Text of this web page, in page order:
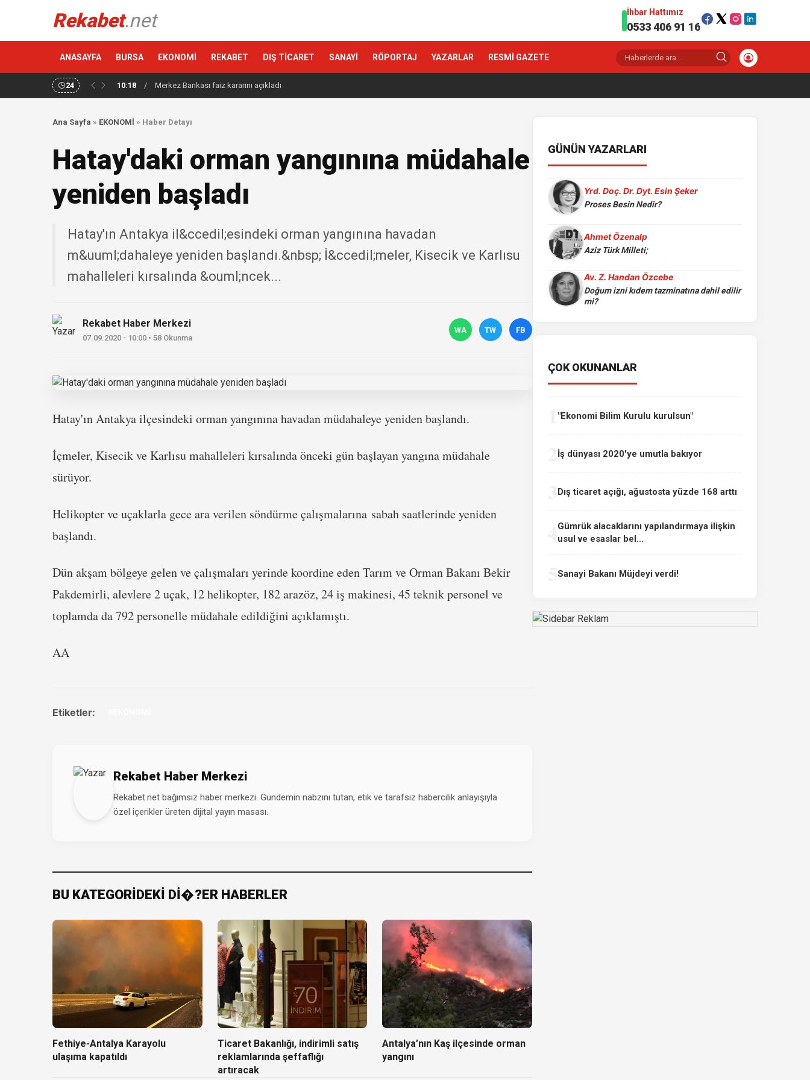
Rekabet.net İhbar Hattımız
0533 406 91 16
ANASAYFA BURSA EKONOMİ REKABET DIŞ TİCARET SANAYİ RÖPORTAJ YAZARLAR RESMİ GAZETE
24 10:18 / Merkez Bankası faiz kararını açıkladı
Ana Sayfa » EKONOMİ » Haber Detayı
Hatay'daki orman yangınına müdahale
yeniden başladı
Hatay'ın Antakya il&ccedil;esindeki orman yangınına havadan
m&uuml;dahaleye yeniden başlandı.&nbsp; İ&ccedil;meler, Kisecik ve Karlısu
mahalleleri kırsalında &ouml;ncek...
Rekabet Haber Merkezi
07.09.2020 - 10:00 • 58 Okunma
WA TW FB
Hatay'ın Antakya ilçesindeki orman yangınına havadan müdahaleye yeniden başlandı.
İçmeler, Kisecik ve Karlısu mahalleleri kırsalında önceki gün başlayan yangına müdahale
sürüyor.
Helikopter ve uçaklarla gece ara verilen söndürme çalışmalarına sabah saatlerinde yeniden
başlandı.
Dün akşam bölgeye gelen ve çalışmaları yerinde koordine eden Tarım ve Orman Bakanı Bekir
Pakdemirli, alevlere 2 uçak, 12 helikopter, 182 arazöz, 24 iş makinesi, 45 teknik personel ve
toplamda da 792 personelle müdahale edildiğini açıklamıştı.
AA
Etiketler:
Rekabet Haber Merkezi
Rekabet.net bağımsız haber merkezi. Gündemin nabzını tutan, etik ve tarafsız habercilik anlayışıyla
özel içerikler üreten dijital yayın masası.
BU KATEGORİDEKİ Dİ�?ER HABERLER
Fethiye-Antalya Karayolu
ulaşıma kapatıldı
Ticaret Bakanlığı, indirimli satış
reklamlarında şeffaflığı
artıracak
Antalya’nın Kaş ilçesinde orman
yangını
GÜNÜN YAZARLARI
Yrd. Doç. Dr. Dyt. Esin Şeker
Proses Besin Nedir?
Ahmet Özenalp
Aziz Türk Milleti;
Av. Z. Handan Özcebe
Doğum izni kıdem tazminatına dahil edilir
mi?
ÇOK OKUNANLAR
"Ekonomi Bilim Kurulu kurulsun"
İş dünyası 2020'ye umutla bakıyor
Dış ticaret açığı, ağustosta yüzde 168 arttı
Gümrük alacaklarını yapılandırmaya ilişkin
usul ve esaslar bel...
Sanayi Bakanı Müjdeyi verdi!